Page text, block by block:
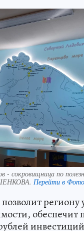
- сокровищница по
Перейти в
региону
обеспечит